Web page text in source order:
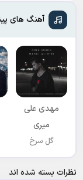
آهنگ های
مهدی علی
میری
گل سرخ
نظرات بسته شده اند